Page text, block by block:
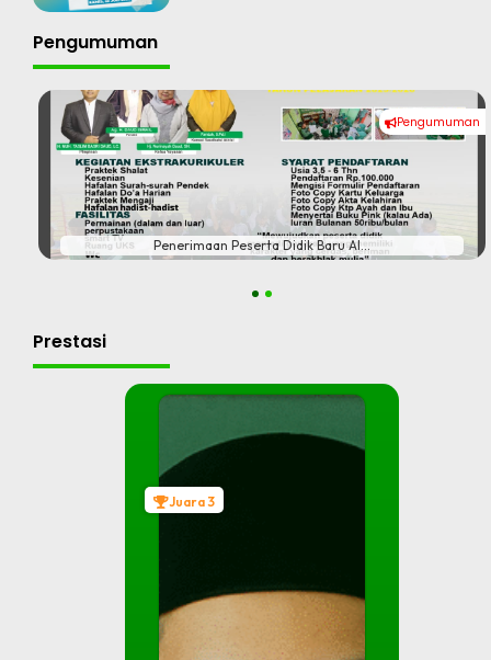
Pengumuman
Pengumuman
Penerimaan Peserta Didik Baru Al...
Prestasi
Juara 3